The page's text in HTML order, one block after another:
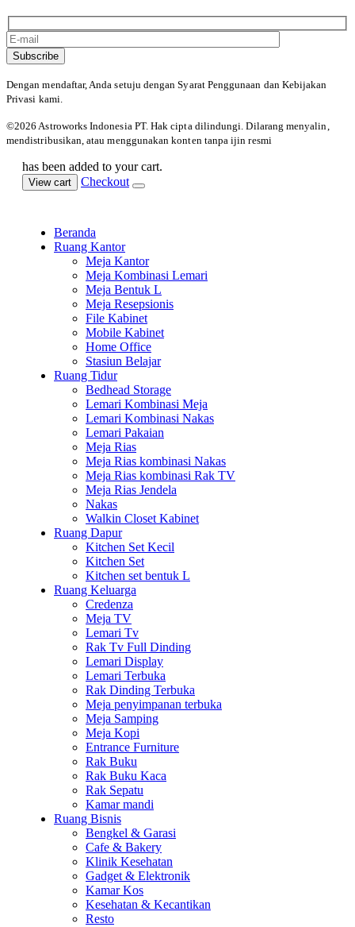
Subscribe
Dengan mendaftar, Anda setuju dengan Syarat Penggunaan dan Kebijakan
Privasi kami.
©️2026 Astroworks Indonesia PT. Hak cipta dilindungi. Dilarang menyalin,
mendistribusikan, atau menggunakan konten tanpa ijin resmi
has been added to your cart.
View cart Checkout
Beranda
Ruang Kantor
Meja Kantor
Meja Kombinasi Lemari
Meja Bentuk L
Meja Resepsionis
File Kabinet
Mobile Kabinet
Home Office
Stasiun Belajar
Ruang Tidur
Bedhead Storage
Lemari Kombinasi Meja
Lemari Kombinasi Nakas
Lemari Pakaian
Meja Rias
Meja Rias kombinasi Nakas
Meja Rias kombinasi Rak TV
Meja Rias Jendela
Nakas
Walkin Closet Kabinet
Ruang Dapur
Kitchen Set Kecil
Kitchen Set
Kitchen set bentuk L
Ruang Keluarga
Credenza
Meja TV
Lemari Tv
Rak Tv Full Dinding
Lemari Display
Lemari Terbuka
Rak Dinding Terbuka
Meja penyimpanan terbuka
Meja Samping
Meja Kopi
Entrance Furniture
Rak Buku
Rak Buku Kaca
Rak Sepatu
Kamar mandi
Ruang Bisnis
Bengkel & Garasi
Cafe & Bakery
Klinik Kesehatan
Gadget & Elektronik
Kamar Kos
Kesehatan & Kecantikan
Resto